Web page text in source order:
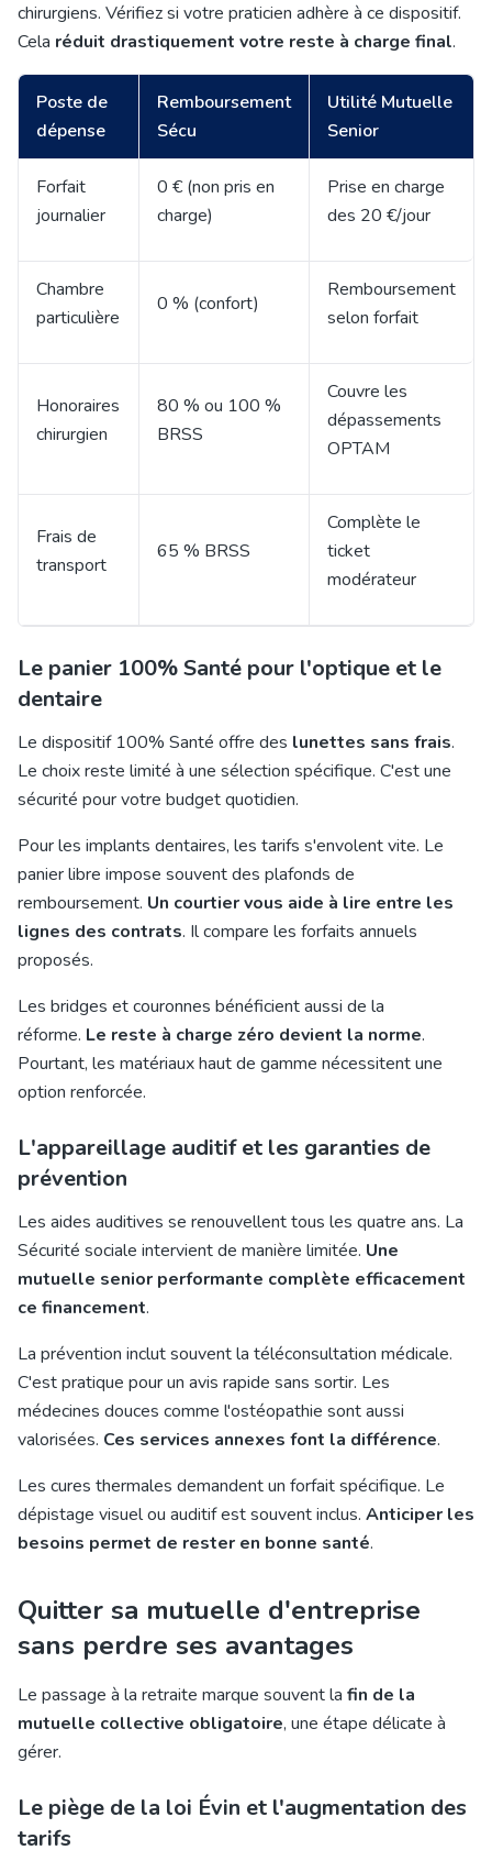
chirurgiens. Vérifiez si votre praticien adhère à ce dispositif.
Cela réduit drastiquement votre reste à charge final.
Poste de
dépense
Remboursement
Sécu
Utilité Mutuelle
Senior
Forfait
journalier
0 € (non pris en
charge)
Prise en charge
des 20 €/jour
Chambre
particulière
0 % (confort)
Remboursement
selon forfait
Honoraires
chirurgien
80 % ou 100 %
BRSS
Couvre les
dépassements
OPTAM
Frais de
transport
65 % BRSS
Complète le
ticket
modérateur
Le panier 100% Santé pour l'optique et le
dentaire
Le dispositif 100% Santé offre des lunettes sans frais.
Le choix reste limité à une sélection spécifique. C'est une
sécurité pour votre budget quotidien.
Pour les implants dentaires, les tarifs s'envolent vite. Le
panier libre impose souvent des plafonds de
remboursement. Un courtier vous aide à lire entre les
lignes des contrats. Il compare les forfaits annuels
proposés.
Les bridges et couronnes bénéficient aussi de la
réforme. Le reste à charge zéro devient la norme.
Pourtant, les matériaux haut de gamme nécessitent une
option renforcée.
L'appareillage auditif et les garanties de
prévention
Les aides auditives se renouvellent tous les quatre ans. La
Sécurité sociale intervient de manière limitée. Une
mutuelle senior performante complète efficacement
ce financement.
La prévention inclut souvent la téléconsultation médicale.
C'est pratique pour un avis rapide sans sortir. Les
médecines douces comme l'ostéopathie sont aussi
valorisées. Ces services annexes font la différence.
Les cures thermales demandent un forfait spécifique. Le
dépistage visuel ou auditif est souvent inclus. Anticiper les
besoins permet de rester en bonne santé.
Quitter sa mutuelle d'entreprise
sans perdre ses avantages
Le passage à la retraite marque souvent la fin de la
mutuelle collective obligatoire, une étape délicate à
gérer.
Le piège de la loi Évin et l'augmentation des
tarifs